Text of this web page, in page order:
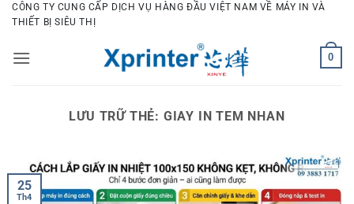
Bỏ
qua
dung
CÔNG TY CUNG CẤP DỊCH VỤ HÀNG ĐẦU VIỆT NAM VỀ MÁY IN VÀ
THIẾT BỊ SIÊU THỊ
0
LƯU TRỮ THẺ: GIAY IN TEM NHAN
25
Th4